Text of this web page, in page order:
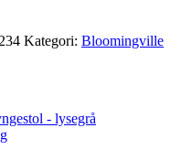
Kategori: Bloomingville